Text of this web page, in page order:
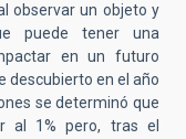
observar un objeto y
puede tener una
en un futuro
descubierto en el año
se determinó que
al 1% pero, tras el